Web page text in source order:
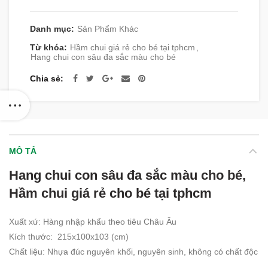
Danh mục: Sản Phẩm Khác
Từ khóa: Hầm chui giá rẻ cho bé tại tphcm
Hang chui con sâu đa sắc màu cho bé
Chia sẻ
MÔ TẢ
Hang chui con sâu đa sắc màu cho bé,
Hầm chui giá rẻ cho bé tại tphcm
Xuất xứ: Hàng nhập khẩu theo tiêu Châu Âu
Kích thước: 215x100x103 (cm)
Chất liệu: Nhựa đúc nguyên khối, nguyên sinh, không có chất độc